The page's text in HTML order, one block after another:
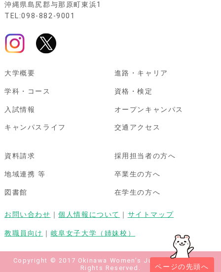
ページの先頭へ
沖縄県島尻郡与那原町東浜1
TEL:098-882-9001
大学概要
学科・コース
入試情報
キャンパスライフ
進路・キャリア
資格・検定
オープンキャンパス
交通アクセス
資料請求
地域連携 等
図書館
採用担当者の方へ
卒業生の方へ
在学生の方へ
お問い合わせ ｜個人情報について ｜ サイトマップ
教職員向け ｜ 岐阜女子大学（姉妹校）
Copyright © 2017 Okinawa Women's Junior College All
Rights Reserved.